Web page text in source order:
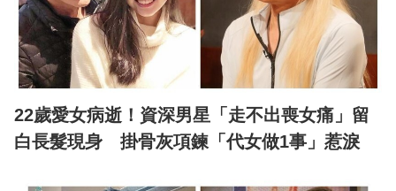
22歲愛女病逝！資深男星「走不出喪女痛」留
白長髮現身 掛骨灰項鍊「代女做1事」惹淚